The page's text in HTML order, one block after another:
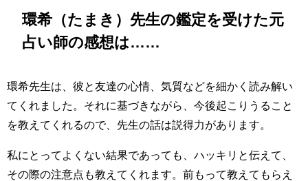
環希（たまき）先生の鑑定を受けた元
占い師の感想は……
環希先生は、彼と友達の心情、気質などを細かく読み解い
てくれました。それに基づきながら、今後起こりうること
を教えてくれるので、先生の話は説得力があります。
私にとってよくない結果であっても、ハッキリと伝えて、
その際の注意点も教えてくれます。前もって教えてもらえ